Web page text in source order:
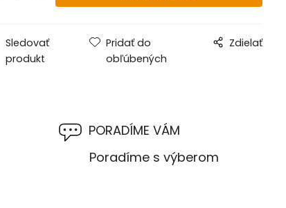
Sledovať
produkt
Pridať do
obľúbených
Zdielať
PORADÍME VÁM
Poradíme s výberom